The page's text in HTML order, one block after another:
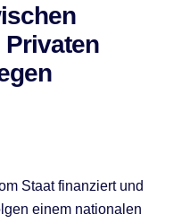
Staat finanziert und
einem nationalen